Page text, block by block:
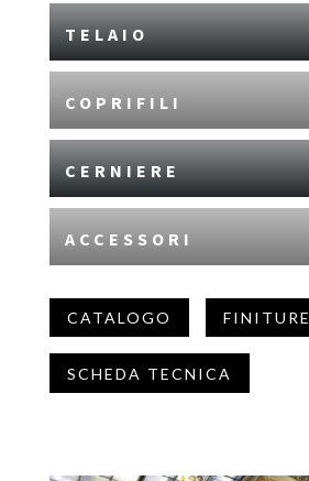
TELAIO
COPRIFILI
CERNIERE
ACCESSORI
CATALOGO FINITURE
SCHEDA TECNICA